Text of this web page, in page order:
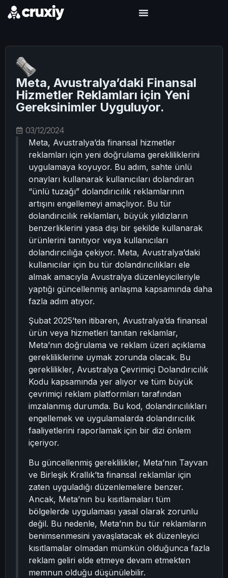
Meta, Avustralya’daki Finansal
Hizmetler Reklamları için Yeni
Gereksinimler Uyguluyor.
03/12/2024
Meta, Avustralya’da finansal hizmetler
reklamları için yeni doğrulama gerekliliklerini
uygulamaya koyuyor. Bu adım, sahte ünlü
onayları kullanarak kullanıcıları dolandıran
“ünlü tuzağı” dolandırıcılık reklamlarının
artışını engellemeyi amaçlıyor. Bu tür
dolandırıcılık reklamları, büyük yıldızların
benzerliklerini yasa dışı bir şekilde kullanarak
ürünlerini tanıtıyor veya kullanıcıları
dolandırıcılığa çekiyor. Meta, Avustralya’daki
kullanıcılar için bu tür dolandırıcılıkları ele
almak amacıyla Avustralya düzenleyicileriyle
yaptığı güncellenmiş anlaşma kapsamında daha
fazla adım atıyor.
Şubat 2025’ten itibaren, Avustralya’da finansal
ürün veya hizmetleri tanıtan reklamlar,
Meta’nın doğrulama ve reklam üzeri açıklama
gerekliliklerine uymak zorunda olacak. Bu
gereklilikler, Avustralya Çevrimiçi Dolandırıcılık
Kodu kapsamında yer alıyor ve tüm büyük
çevrimiçi reklam platformları tarafından
imzalanmış durumda. Bu kod, dolandırıcılıkları
engellemek ve uygulamalarda dolandırıcılık
faaliyetlerini raporlamak için bir dizi önlem
içeriyor.
Bu güncellenmiş gereklilikler, Meta’nın Tayvan
ve Birleşik Krallık’ta finansal reklamlar için
zaten uyguladığı düzenlemelere benzer.
Ancak, Meta’nın bu kısıtlamaları tüm
bölgelerde uygulaması yasal olarak zorunlu
değil. Bu nedenle, Meta’nın bu tür reklamların
benimsenmesini yavaşlatacak ek düzenleyici
kısıtlamalar olmadan mümkün olduğunca fazla
reklam geliri elde etmeye devam etmekten
memnun olduğu düşünülebilir.